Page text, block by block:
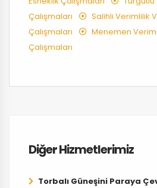
Çalışmaları
Salihli Verimlilik
Çalışmaları
Menemen
Çalışmaları
Diğer Hizmetlerimiz
Torbalı Güneşini Paraya